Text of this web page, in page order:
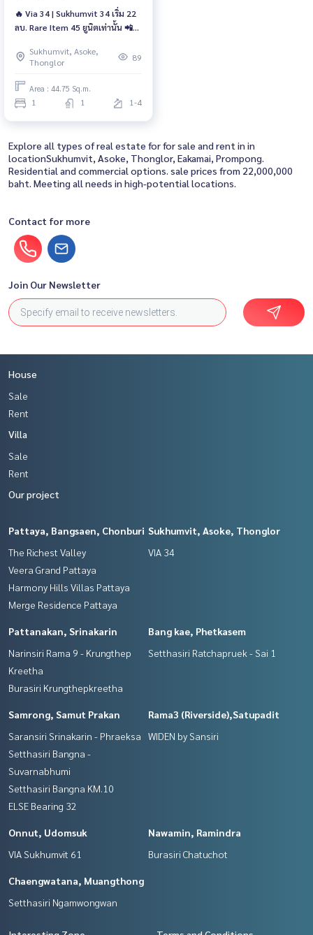
🔥 Via 34 | Sukhumvit 34 เริ่ม 22
ลบ. Rare Item 45 ยูนิตเท่านั้น 📲
LINE: @wsrcondo
Sukhumvit, Asoke,
Thonglor
89
Area : 44.75 Sq.m.
1 1 1-4
Explore all types of real estate for for sale and rent in in
locationSukhumvit, Asoke, Thonglor, Eakamai, Prompong.
Residential and commercial options. sale prices from 22,000,000
baht. Meeting all needs in high-potential locations.
Contact for more
Join Our Newsletter
House
Sale
Rent
Villa
Sale
Rent
Our project
Pattaya, Bangsaen, Chonburi
The Richest Valley
Veera Grand Pattaya
Harmony Hills Villas Pattaya
Merge Residence Pattaya
Sukhumvit, Asoke, Thonglor
VIA 34
Pattanakan, Srinakarin
Narinsiri Rama 9 - Krungthep
Kreetha
Burasiri Krungthepkreetha
Bang kae, Phetkasem
Setthasiri Ratchapruek - Sai 1
Samrong, Samut Prakan
Saransiri Srinakarin - Phraeksa
Setthasiri Bangna -
Suvarnabhumi
Setthasiri Bangna KM.10
ELSE Bearing 32
Rama3 (Riverside),Satupadit
WIDEN by Sansiri
Onnut, Udomsuk
VIA Sukhumvit 61
Nawamin, Ramindra
Burasiri Chatuchot
Chaengwatana, Muangthong
Setthasiri Ngamwongwan